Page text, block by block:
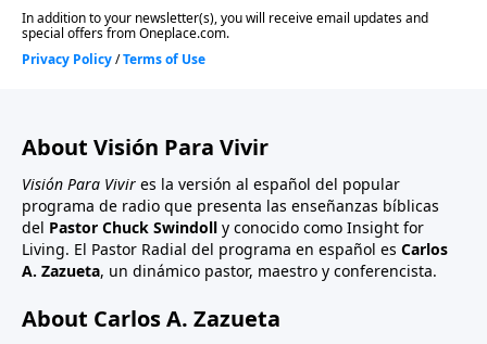
About Visión Para Vivir
Visión Para Vivir es la versión al español del popular
programa de radio que presenta las enseñanzas bíblicas
del Pastor Chuck Swindoll y conocido como Insight for
Living. El Pastor Radial del programa en español es Carlos
A. Zazueta, un dinámico pastor, maestro y conferencista.
About Carlos A. Zazueta